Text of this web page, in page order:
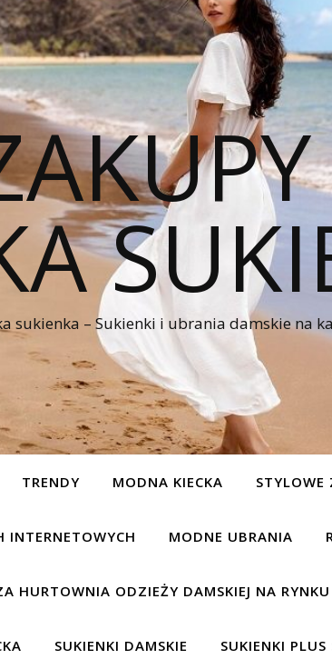
sukienka – Sukienki i ubrania damskie na
TRENDY MODNA KIECKA
INTERNETOWYCH MODNE UBRANIA
HURTOWNIA ODZIEŻY DAMSKIEJ NA RYNKU
SUKIENKI DAMSKIE SUKIENKI PLUS